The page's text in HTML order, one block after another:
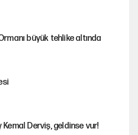
büyük tehlike altında
Derviş, geldinse vur!